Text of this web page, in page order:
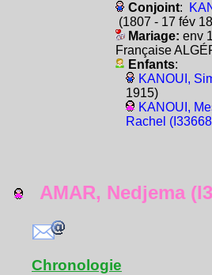
Conjoint:
(1807 - 17 fév
Mariage: env
Française
Enfants:
KANOUI,
1915)
KANOUI,
Rachel
AMAR, Nedjema
Chronologie